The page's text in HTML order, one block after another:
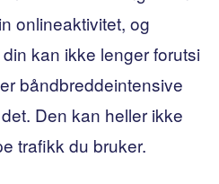
onlineaktivitet, og
kan ikke lenger forutsi
båndbreddeintensive
Den kan heller ikke
trafikk du bruker.